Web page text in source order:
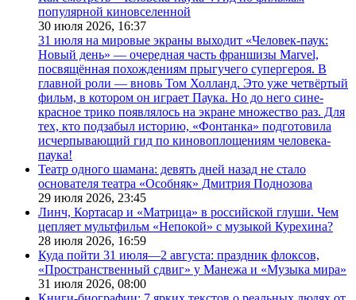
популярной киновселенной
30 июля 2026, 16:37
31 июля на мировые экраны выходит «Человек-паук:
Новый день» — очередная часть франшизы Marvel,
посвящённая похождениям прыгучего супергероя. В
главной роли — вновь Том Холланд. Это уже четвёртый
фильм, в котором он играет Паука. Но до него сине-
красное трико появлялось на экране множество раз. Для
тех, кто подзабыл историю, «Фонтанка» подготовила
исчерпывающий гид по киновоплощениям человека-
паука!
Театр одного шамана: девять дней назад не стало
основателя театра «Особняк» Дмитрия Поднозова
29 июля 2026, 23:45
Линч, Кортасар и «Матрица» в российской глуши. Чем
цепляет мультфильм «Непокой» с музыкой Курехина?
28 июля 2026, 16:59
Куда пойти 31 июля—2 августа: праздник флоксов,
«Пространственный сдвиг» у Манежа и «Музыка мира»
31 июля 2026, 08:00